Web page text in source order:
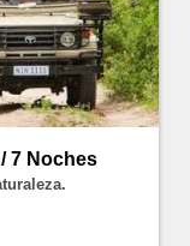
7 Noches